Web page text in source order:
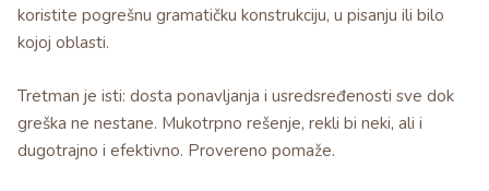
koristite pogrešnu gramatičku konstrukciju, u pisanju ili bilo
kojoj oblasti.
Tretman je isti: dosta ponavljanja i usredsređenosti sve dok
greška ne nestane. Mukotrpno rešenje, rekli bi neki, ali i
dugotrajno i efektivno. Provereno pomaže.